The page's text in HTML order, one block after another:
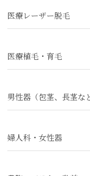
医療レーザー脱毛
医療植毛・育毛
男性器（包茎、長茎な
婦人科・女性器